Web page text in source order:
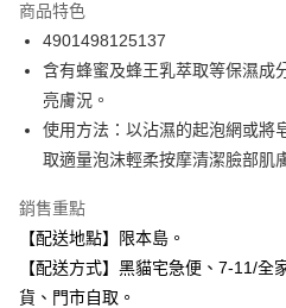
合作金庫商業銀行
華南商業銀行
上海商業儲蓄銀行
國泰世華商業銀行
臺灣中小企業銀行
匯豐（台灣）商業銀行
聯邦商業銀行
元大商業銀行
台新國際商業銀行
台灣樂天信用卡公司
LINE Pay
Apple Pay
街口支付
悠遊付
Google Pay
全盈+PAY
商品特色
4901498125137
含有蜂蜜及蜂王乳萃取等保濕成
亮膚況。
使用方法：以沾濕的起泡網或將
取適量泡沫輕柔按摩清潔臉部肌
銷售重點
【配送地點】限本島。
【配送方式】黑貓宅急便、7-11/
貨、門市自取。